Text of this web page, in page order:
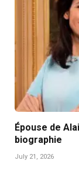
Épouse de
biographie
July 21, 2026